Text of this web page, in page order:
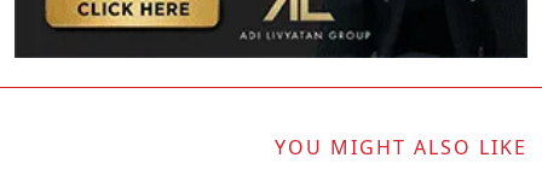
YOU MIGHT ALSO LIKE